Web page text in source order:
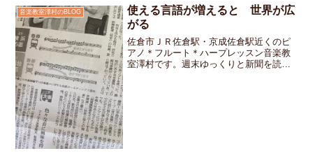
音楽教室澤村のBLOG
使える言語が増えると 世界が広
がる
佐倉市ＪＲ佐倉駅・京成佐倉駅近くのピ
アノ＊フルート＊ハープレッスン音楽教
室澤村です。週末ゆっくりと新聞を読ん